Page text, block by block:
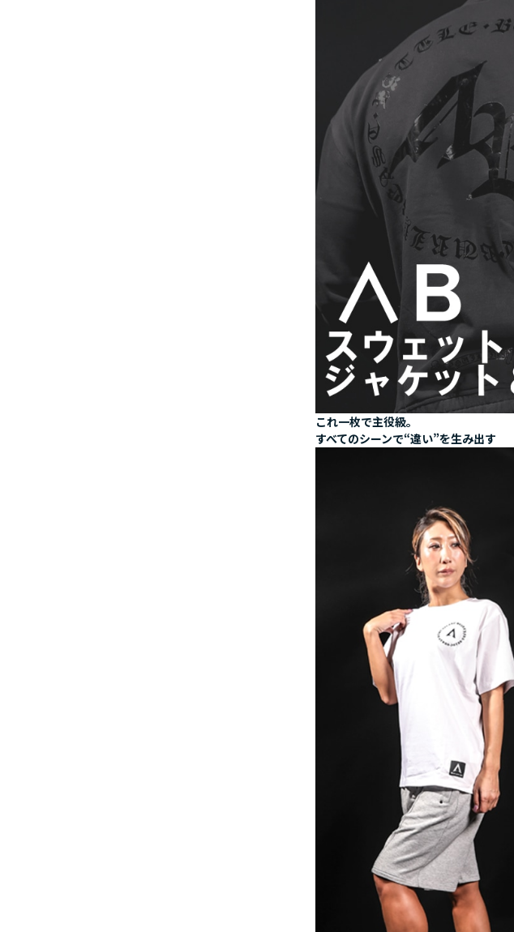
これ一枚で主役級。
すべてのシーンで“違い”を生み出す